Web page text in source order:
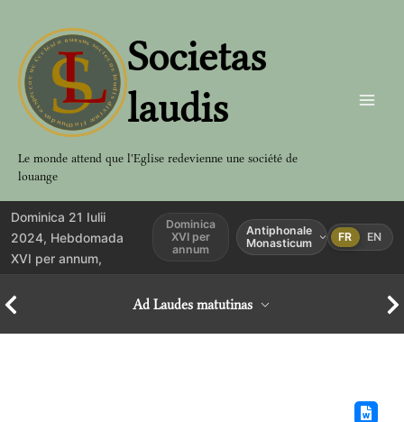
contenu
Societas
laudis
Le monde attend que l'Eglise redevienne une société de
louange
Dominica 21 Iulii
2024, Hebdomada
XVI per annum,
Dominica
XVI per
annum
Antiphonale
Monasticum
FR EN
Ad Laudes matutinas